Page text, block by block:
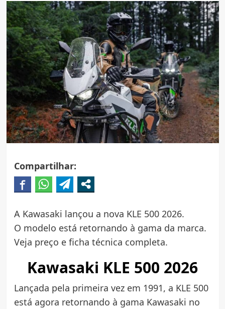
Compartilhar:
A Kawasaki lançou a nova KLE 500 2026.
O modelo está retornando à gama da marca.
Veja preço e ficha técnica completa.
Kawasaki KLE 500 2026
Lançada pela primeira vez em 1991, a KLE 500
está agora retornando à gama Kawasaki no